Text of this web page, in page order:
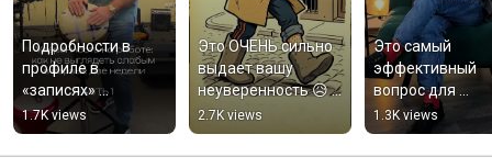
Подробности в
профиле в
«записях»
#александрзайцев
1.7K views
Это ОЧЕНЬ сильно
выдает вашу
неуверенность 😥
#александрзайцев
2.7K views
Это самый
эффективный
вопрос для
принятия
решения ✍🏻
1.3K views